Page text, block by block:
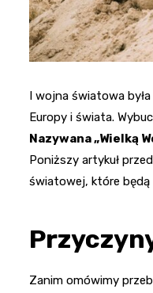
I wojna światowa
Europy i świata.
Nazywana „Wielką
Poniższy artykuł
światowej, które będą
Zanim omówimy